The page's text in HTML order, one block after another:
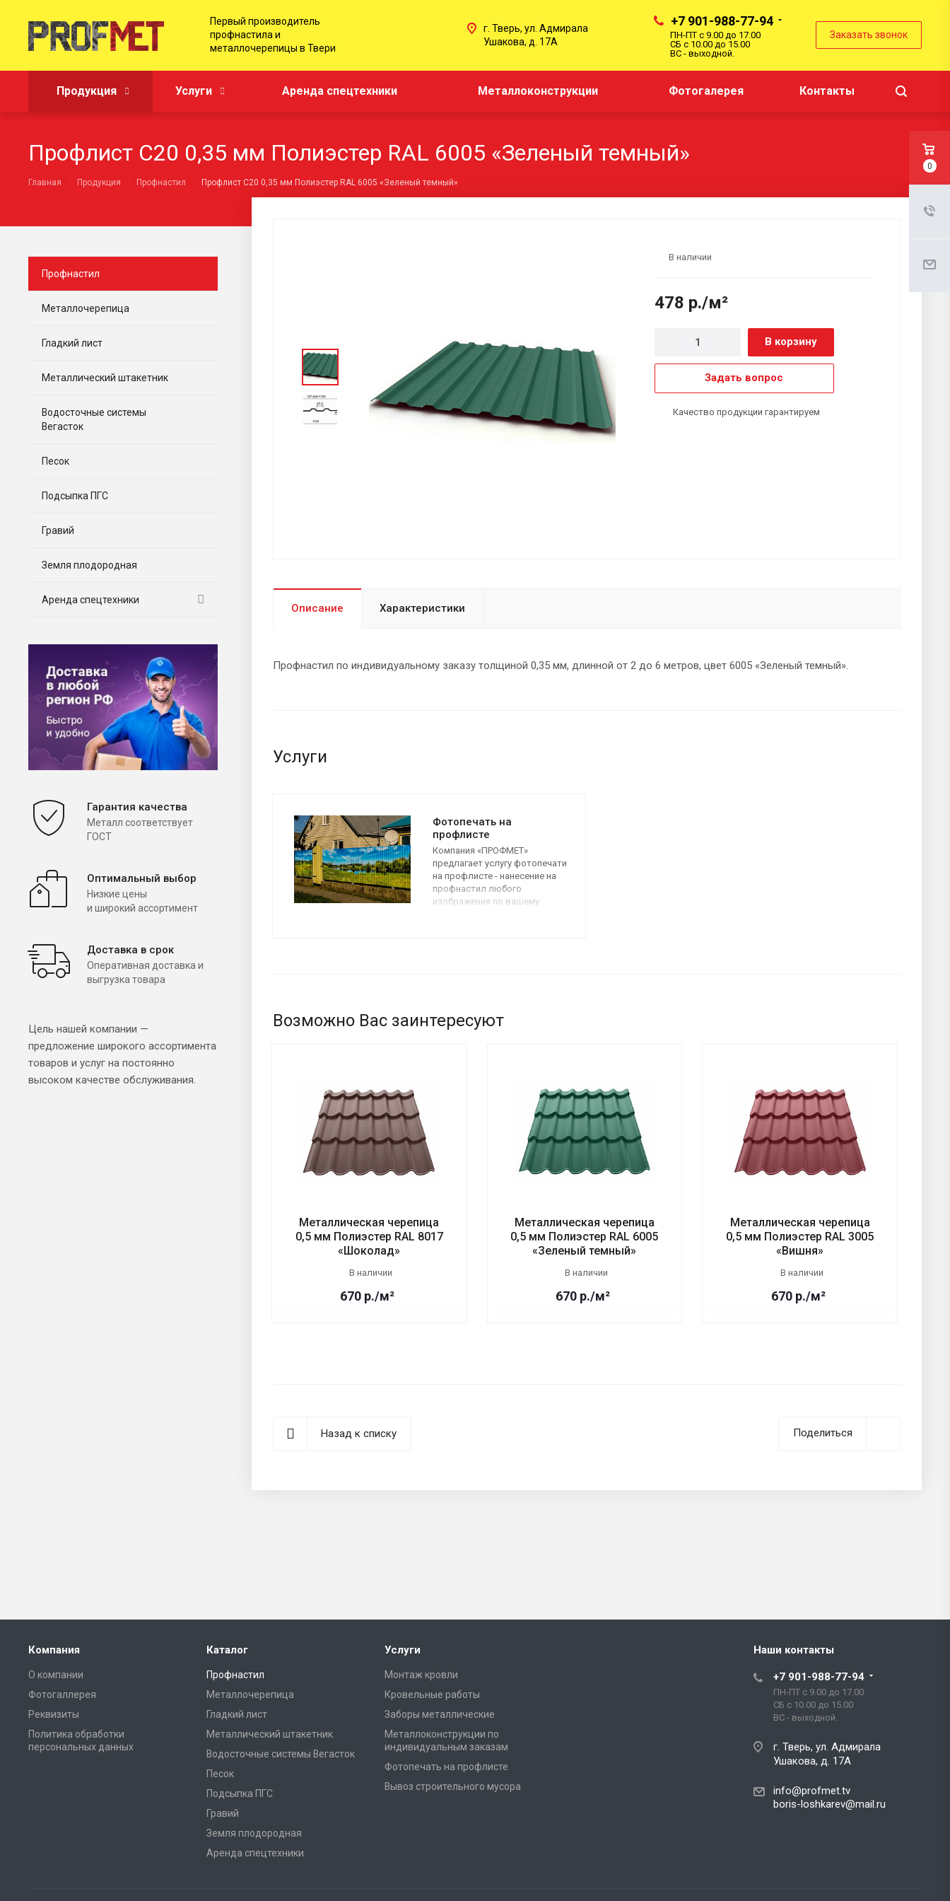
Первый производитель
профнастила и
металлочерепицы в Твери
+7 901-988-77-94
ПН-ПТ с 9.00 до 17.00
СБ с 10.00 до 15.00
ВС - выходной.
Заказать звонок
г. Тверь, ул. Адмирала
Ушакова, д. 17А
Продукция Услуги Аренда спецтехники Металлоконструкции Фотогалерея Контакты
Профлист С20 0,35 мм Полиэстер RAL 6005 «Зеленый темный»
Главная Продукция Профнастил Профлист С20 0,35 мм Полиэстер RAL 6005 «Зеленый темный»
В наличии
478 р./м²
В корзину
Задать вопрос
Качество продукции гарантируем
Описание Характеристики
Профнастил по индивидуальному заказу толщиной 0,35 мм, длинной от 2 до 6 метров, цвет 6005 «Зеленый темный».
Услуги
Фотопечать на
профлисте
Компания «ПРОФМЕТ»
предлагает услугу фотопечати
на профлисте - нанесение на
профнастил любого
изображения по вашему
Возможно Вас заинтересуют
Металлическая черепица
0,5 мм Полиэстер RAL 8017
«Шоколад»
В наличии
670 р./м²
Металлическая черепица
0,5 мм Полиэстер RAL 6005
«Зеленый темный»
В наличии
670 р./м²
Металлическая черепица
0,5 мм Полиэстер RAL 3005
«Вишня»
В наличии
670 р./м²
Поделиться
Назад к списку
Профнастил
Металлочерепица
Гладкий лист
Металлический штакетник
Водосточные системы
Вегасток
Песок
Подсыпка ПГС
Гравий
Земля плодородная
Аренда спецтехники
Гарантия качества
Металл соответствует
ГОСТ
Оптимальный выбор
Низкие цены
и широкий ассортимент
Доставка в срок
Оперативная доставка и
выгрузка товара
Цель нашей компании —
предложение широкого ассортимента
товаров и услуг на постоянно
высоком качестве обслуживания.
Компания
О компании
Фотогаллерея
Реквизиты
Политика обработки
персональных данных
Каталог
Профнастил
Металлочерепица
Гладкий лист
Металлический штакетник
Водосточные системы Вегасток
Песок
Подсыпка ПГС
Гравий
Земля плодородная
Аренда спецтехники
Услуги
Монтаж кровли
Кровельные работы
Заборы металлические
Металлоконструкции по
индивидуальным заказам
Фотопечать на профлисте
Вывоз строительного мусора
Наши контакты
+7 901-988-77-94
ПН-ПТ с 9.00 до 17.00
СБ с 10.00 до 15.00
ВС - выходной.
г. Тверь, ул. Адмирала
Ушакова, д. 17А
info@profmet.tv
boris-loshkarev@mail.ru
0